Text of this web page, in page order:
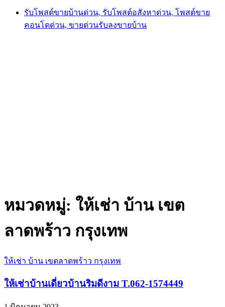
รับโพสต์ขายบ้านด่วน, รับโพสต์อสังหาด่วน, โพสต์ขาย
คอนโดด่วน, ขายด่วนรับลงขายบ้าน
หมวดหมู่: ให้เช่า บ้าน เขต
ลาดพร้าว กรุงเทพ
ให้เช่า บ้าน เขตลาดพร้าว กรุงเทพ
ให้เช่าบ้านเดี่ยวบ้านริมดีงาม T.062-1574449